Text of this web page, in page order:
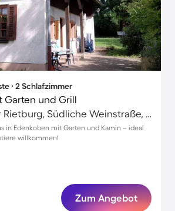
∙ 2 Schlafzimmer
Garten und Grill
Rhodt unter Rietburg, Südliche Weinstraße, Deutschland
in Edenkoben mit Garten und Kamin – ideal
willkommen!
Zum Angebot